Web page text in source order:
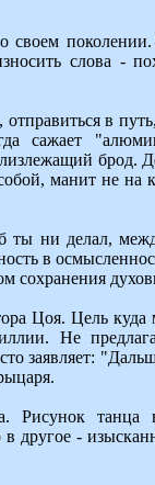
поколении.
слова -
в
сажает
брод.
манит не на
ни делал,
в
сохранения
Цоя. Цель куда
Не
заявляет:
Рисунок танца
другое -